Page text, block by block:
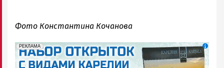
Фото Константина Кочанова
erid: 2SDnjdqwufn
РЕКЛАМА
Реклама